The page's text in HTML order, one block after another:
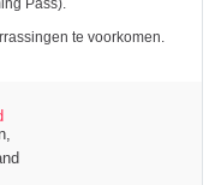
Pass).
te voorkomen.